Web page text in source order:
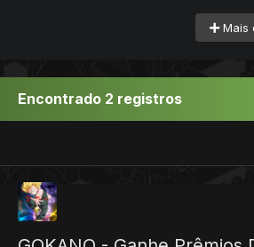
Mais
Encontrado 2 registros